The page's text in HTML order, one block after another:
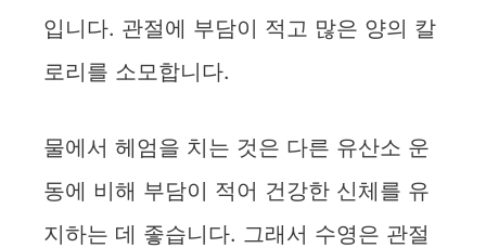
입니다. 관절에 부담이 적고 많은 양의 칼
로리를 소모합니다.
물에서 헤엄을 치는 것은 다른 유산소 운
동에 비해 부담이 적어 건강한 신체를 유
지하는 데 좋습니다. 그래서 수영은 관절